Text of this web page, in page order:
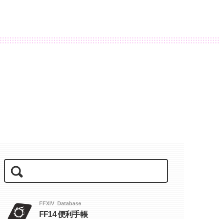
FFXIV_Database
FF14 便利手帳